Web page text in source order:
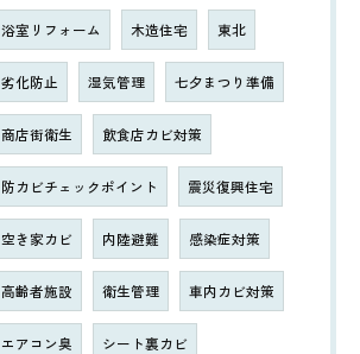
浴室リフォーム 木造住宅 東北
劣化防止 湿気管理 七夕まつり準備
商店街衛生 飲食店カビ対策
防カビチェックポイント 震災復興住宅
空き家カビ 内陸避難 感染症対策
高齢者施設 衛生管理 車内カビ対策
エアコン臭 シート裏カビ